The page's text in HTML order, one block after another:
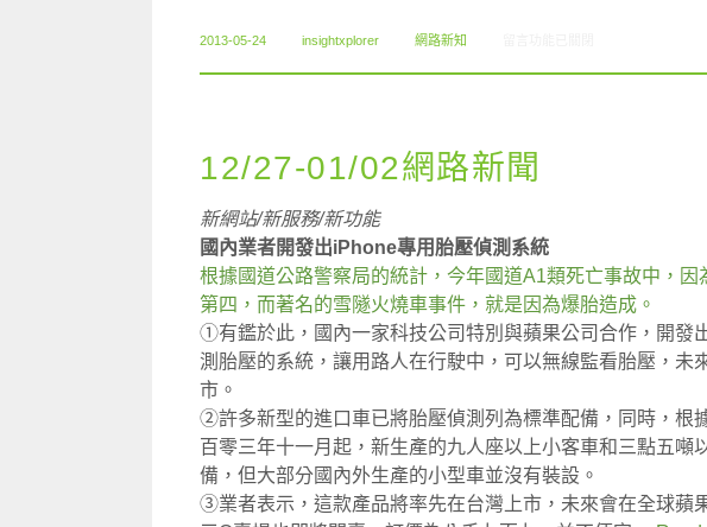
2013-05-24 insightxplorer 網路新知
12/27-01/02網路新聞
新網站/新服務/新功能
國內業者開發出iPhone專用胎壓偵測系統
根據國道公路警察局的統計，今年國道A1類死亡事故中，因
第四，而著名的雪隧火燒車事件，就是因為爆胎造成。
①有鑑於此，國內一家科技公司特別與蘋果公司合作，開發
測胎壓的系統，讓用路人在行駛中，可以無線監看胎壓，未
市。
②許多新型的進口車已將胎壓偵測列為標準配備，同時，根
百零三年十一月起，新生產的九人座以上小客車和三點五噸
備，但大部分國內外生產的小型車並沒有裝設。
③業者表示，這款產品將率先在台灣上市，未來會在全球蘋